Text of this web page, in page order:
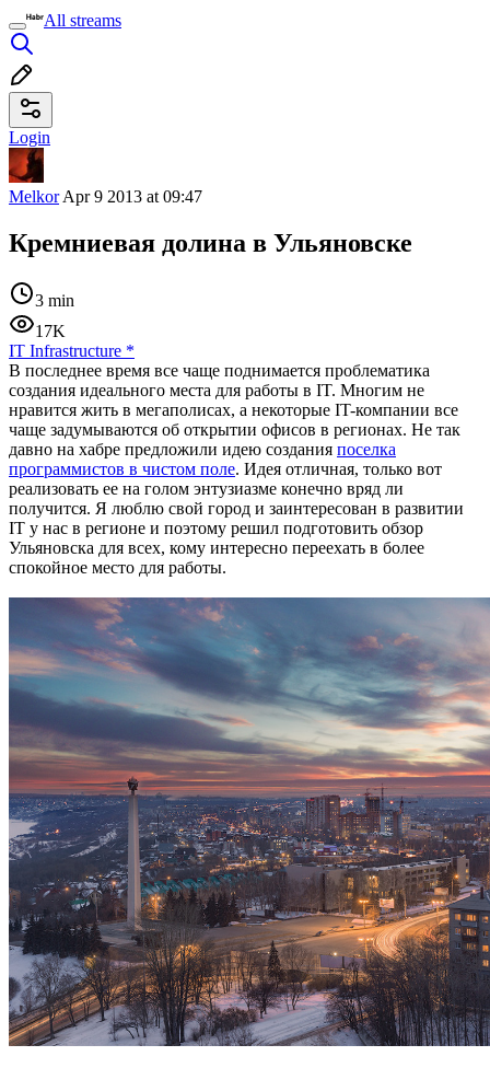
All streams
Login
MelkorApr 9 2013 at 09:47
Кремниевая долина в Ульяновске
3 min
17K
IT Infrastructure *
В последнее время все чаще поднимается проблематика
создания идеального места для работы в IT. Многим не
нравится жить в мегаполисах, а некоторые IT-компании все
чаще задумываются об открытии офисов в регионах. Не так
давно на хабре предложили идею создания поселка
программистов в чистом поле. Идея отличная, только вот
реализовать ее на голом энтузиазме конечно вряд ли
получится. Я люблю свой город и заинтересован в развитии
IT у нас в регионе и поэтому решил подготовить обзор
Ульяновска для всех, кому интересно переехать в более
спокойное место для работы.